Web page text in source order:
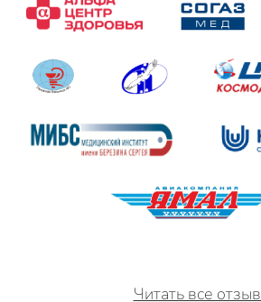
Читать все